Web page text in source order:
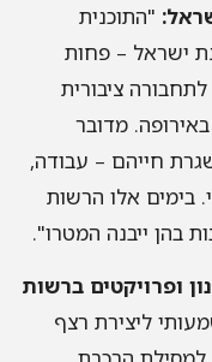
"התוכנית
ישראל – פחות
ציבורית
מדובר
חייהם – עבודה,
בימים אלו הרשות
בהן ייבנה המטרו".
ופרויקטים ברשות
ליצירת רצף